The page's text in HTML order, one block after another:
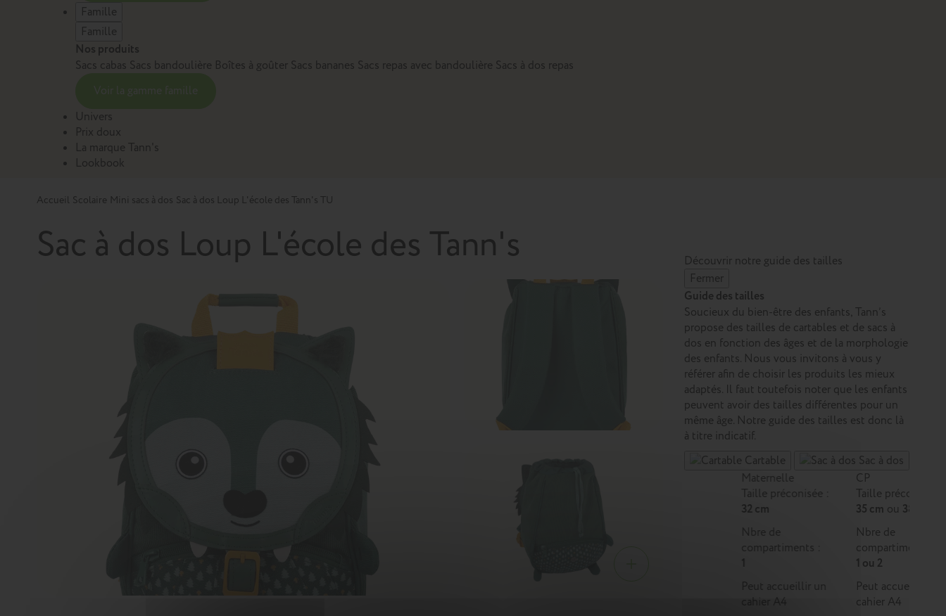
Famille
Famille
Nos produits
Sacs cabas Sacs bandoulière Boîtes à goûter Sacs bananes Sacs repas avec bandoulière Sacs à dos repas
Univers
Prix doux
La marque Tann's
Lookbook
Accueil Scolaire Mini sacs à dos Sac à dos Loup L'école des Tann's TU
Sac à dos Loup L'école des Tann's
Découvrir notre guide des tailles
Fermer
Guide des tailles
Soucieux du bien-être des enfants, Tann’s
propose des tailles de cartables et de sacs à
dos en fonction des âges et de la morphologie
des enfants. Nous vous invitons à vous y
référer afin de choisir les produits les mieux
adaptés. Il faut toutefois noter que les enfants
peuvent avoir des tailles différentes pour un
même âge. Notre guide des tailles est donc là
à titre indicatif.
Cartable
Sac à dos
Maternelle
Taille préconisée :
32 cm
Nbre de
compartiments :
1
Peut accueillir un
cahier A4
CP
Taille préconisée :
35 cm ou 38 cm
Nbre de
compartiments :
1 ou 2
Peut accueillir un
cahier A4